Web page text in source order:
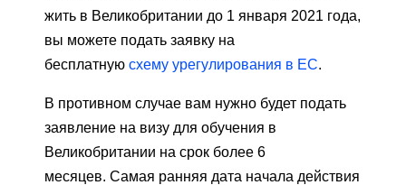
жить в Великобритании до 1 января 2021 года,
вы можете подать заявку на
бесплатную схему урегулирования в ЕС.
В противном случае вам нужно будет подать
заявление на визу для обучения в
Великобритании на срок более 6
месяцев. Самая ранняя дата начала действия